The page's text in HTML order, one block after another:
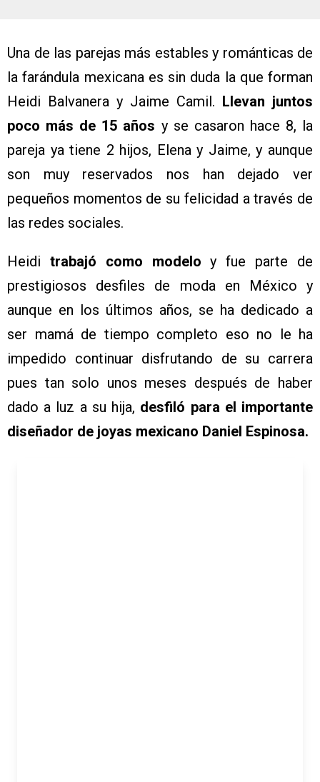
Una de las parejas más estables y románticas de
la farándula mexicana es sin duda la que forman
Heidi Balvanera y Jaime Camil. Llevan juntos
poco más de 15 años y se casaron hace 8, la
pareja ya tiene 2 hijos, Elena y Jaime, y aunque
son muy reservados nos han dejado ver
pequeños momentos de su felicidad a través de
las redes sociales.
Heidi trabajó como modelo y fue parte de
prestigiosos desfiles de moda en México y
aunque en los últimos años, se ha dedicado a
ser mamá de tiempo completo eso no le ha
impedido continuar disfrutando de su carrera
pues tan solo unos meses después de haber
dado a luz a su hija, desfiló para el importante
diseñador de joyas mexicano Daniel Espinosa.